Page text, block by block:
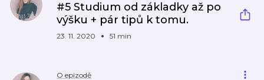
#5 Studium od základky až po
výšku + pár tipů k tomu.
23. 11. 2020 51 min
O epizodě